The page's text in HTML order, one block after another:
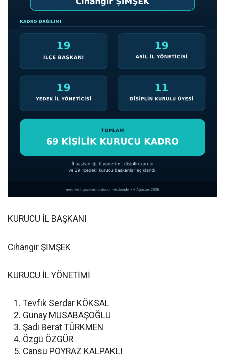
KURUCU İL BAŞKANI
Cihangir ŞİMŞEK
KURUCU İL YÖNETİMİ
Tevfik Serdar KÖKSAL
Günay MUSABAŞOĞLU
Şadi Berat TÜRKMEN
Özgü ÖZGÜR
Cansu POYRAZ KALPAKLI